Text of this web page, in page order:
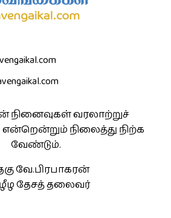
நினைவுகள் வரலாற்றுச்
நிலைத்து நிற்க
வேண்டும்.
வே.பிரபாகரன்
தேசத் தலைவர்